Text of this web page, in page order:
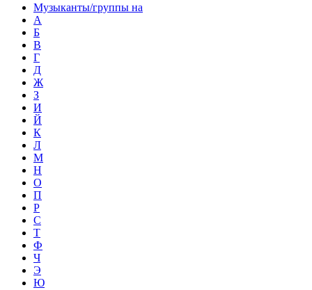
Музыканты/группы на
А
Б
В
Г
Д
Ж
З
И
Й
К
Л
М
Н
О
П
Р
С
Т
Ф
Ч
Э
Ю